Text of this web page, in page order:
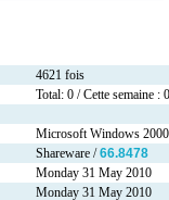
4621 fois
Total: 0 / Cette semaine : 0
Microsoft Windows
Shareware /66.8478
Monday 31 May 2010
Monday 31 May 2010